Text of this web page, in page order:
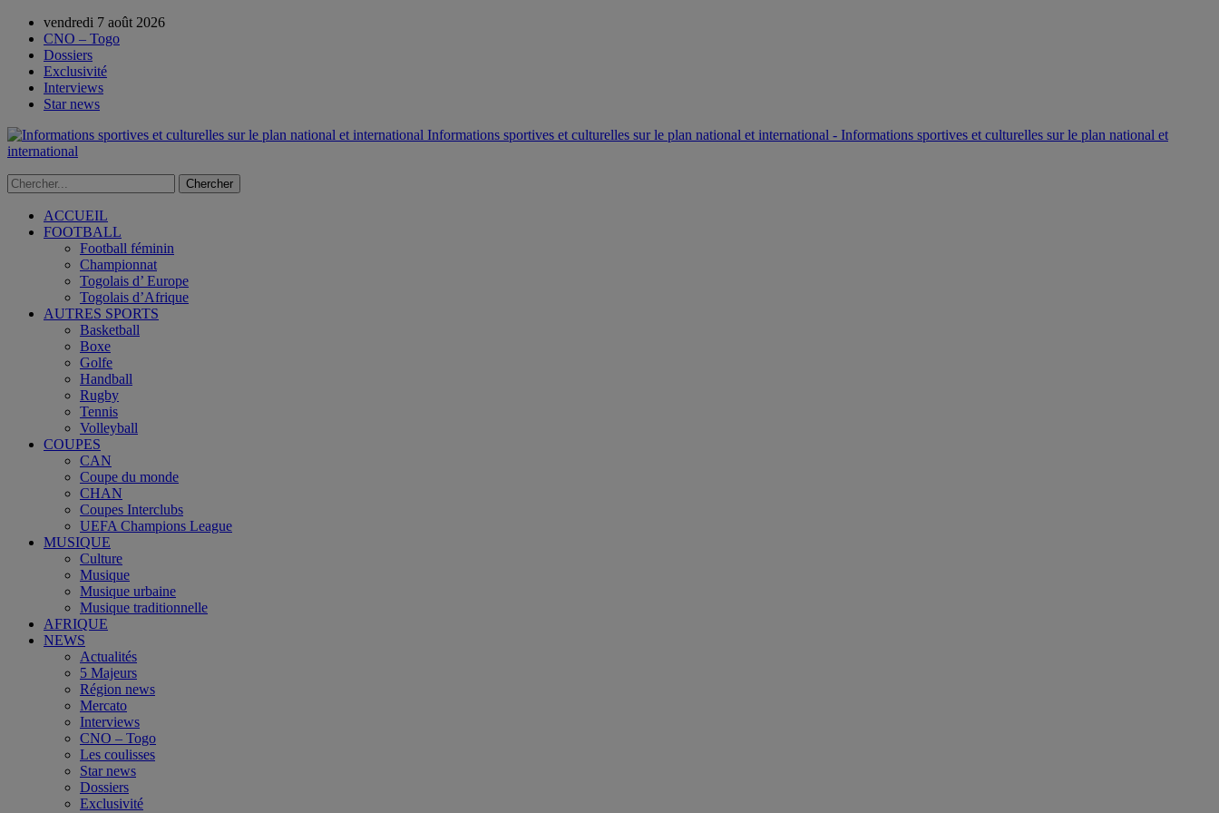
vendredi 7 août 2026
CNO – Togo
Dossiers
Exclusivité
Interviews
Star news
Informations sportives et culturelles sur le plan national et international - Informations sportives et culturelles sur le plan national et
international
ACCUEIL
FOOTBALL
Football féminin
Championnat
Togolais d’ Europe
Togolais d’Afrique
AUTRES SPORTS
Basketball
Boxe
Golfe
Handball
Rugby
Tennis
Volleyball
COUPES
CAN
Coupe du monde
CHAN
Coupes Interclubs
UEFA Champions League
MUSIQUE
Culture
Musique
Musique urbaine
Musique traditionnelle
AFRIQUE
NEWS
Actualités
5 Majeurs
Région news
Mercato
Interviews
CNO – Togo
Les coulisses
Star news
Dossiers
Exclusivité